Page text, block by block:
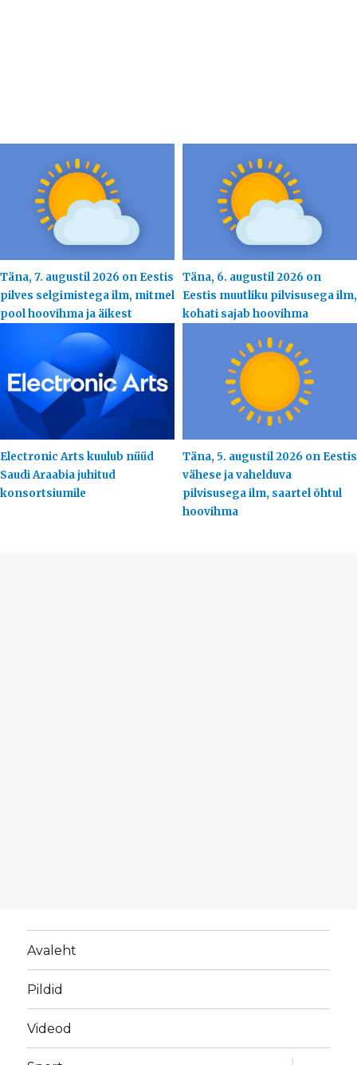
Täna, 7. augustil 2026 on Eestis
pilves selgimistega ilm, mitmel
pool hoovihma ja äikest
Täna, 6. augustil 2026 on
Eestis muutliku pilvisusega ilm,
kohati sajab hoovihma
Electronic Arts kuulub nüüd
Saudi Araabia juhitud
konsortsiumile
Täna, 5. augustil 2026 on Eestis
vähese ja vahelduva
pilvisusega ilm, saartel õhtul
hoovihma
Avaleht
Pildid
Videod